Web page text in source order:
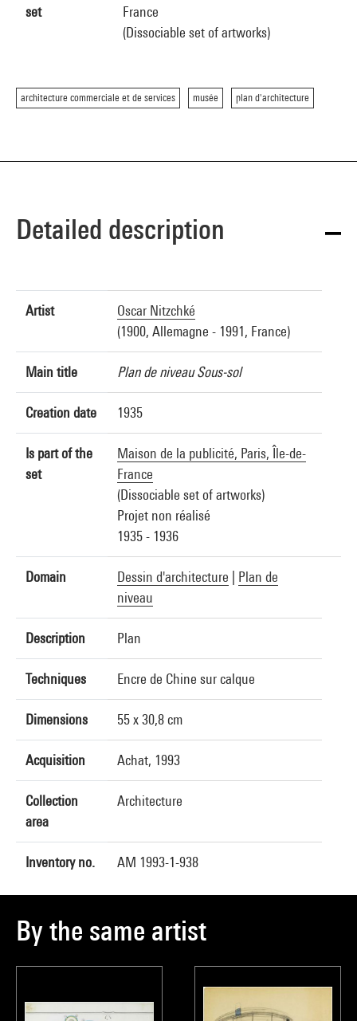
set
France
(Dissociable set of artworks)
architecture commerciale et de services musée plan d'architecture
Detailed description
Artist
Oscar Nitzchké
(1900, Allemagne - 1991, France)
Main title Plan de niveau Sous-sol
Creation date 1935
Is part of the
set
Maison de la publicité, Paris, Île-de-
France
(Dissociable set of artworks)
Projet non réalisé
1935 - 1936
Domain Dessin d'architecture
Plan de
niveau
Description Plan
Techniques Encre de Chine sur calque
Dimensions 55 x 30,8 cm
Acquisition Achat, 1993
Collection
area
Architecture
Inventory no. AM 1993-1-938
By the same artist